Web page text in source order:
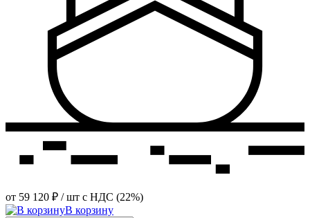
от 59 120 ₽ / шт с НДС (22%)
В корзину